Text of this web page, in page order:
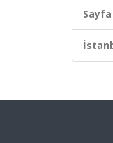
Sayfa